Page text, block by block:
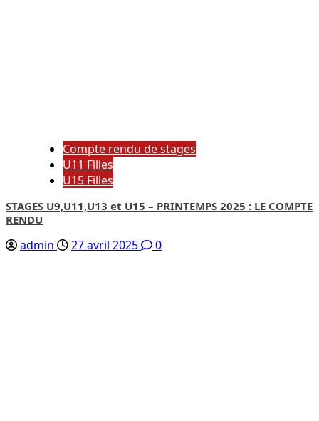
Compte rendu de stages
U11 Filles
U15 Filles
STAGES U9,U11,U13 et U15 – PRINTEMPS 2025 : LE COMPTE
RENDU
admin 27 avril 2025 0